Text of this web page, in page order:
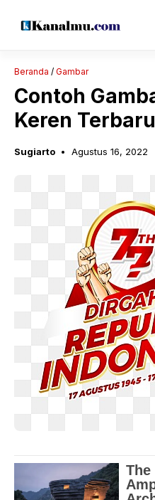
Beranda / Gambar
Contoh
Keren Terbaru
Sugiarto Agustus 16, 2022